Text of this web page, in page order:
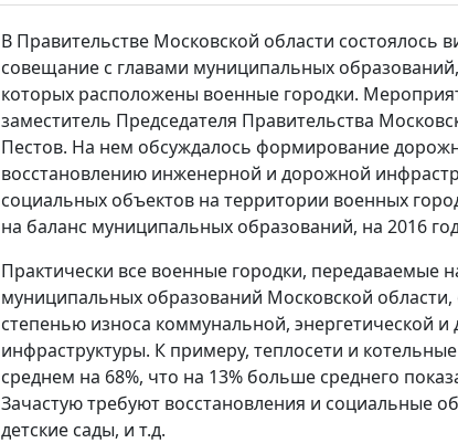
В Правительстве Московской области состоялось
совещание с главами муниципальных
которых расположены военные городки.
заместитель Председателя Правительства
Пестов. На нем обсуждалось формирование
восстановлению инженерной и дорожной
социальных объектов на территории военных
на баланс муниципальных образований, на 2016
Практически все военные городки, передаваемые
муниципальных образований Московской
степенью износа коммунальной, энергетической
инфраструктуры. К примеру, теплосети и
среднем на 68%, что на 13% больше среднего
Зачастую требуют восстановления и социальные
детские сады, и т.д.